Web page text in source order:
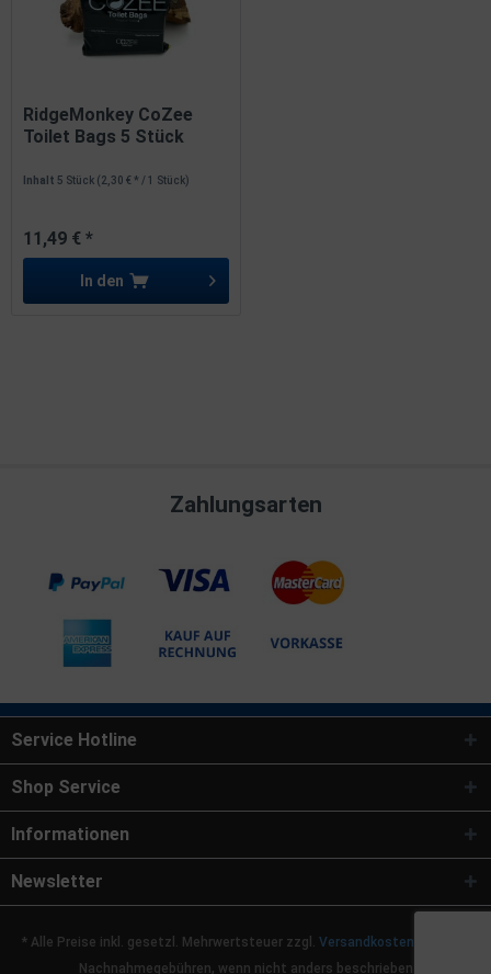
RidgeMonkey CoZee
Toilet Bags 5 Stück
Inhalt 5 Stück (2,30 € * / 1 Stück)
11,49 € *
In den
Zahlungsarten
Service Hotline
Shop Service
Informationen
Newsletter
* Alle Preise inkl. gesetzl. Mehrwertsteuer zzgl. Versandkosten
Nachnahmegebühren, wenn nicht anders beschrieben